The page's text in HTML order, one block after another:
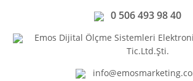
0 506 493 98 40
Emos Dijital Ölçme Sistemleri
Tic.Ltd.Şti.